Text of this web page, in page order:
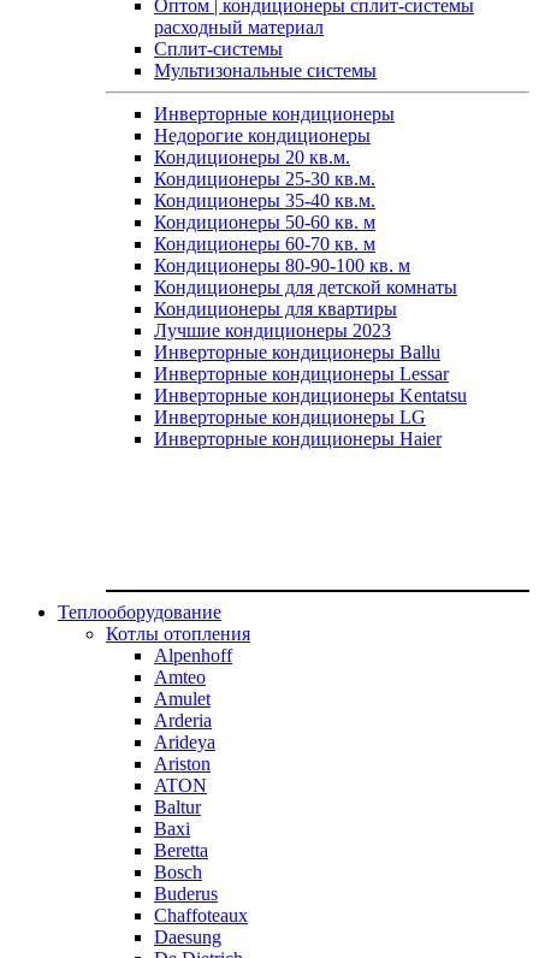
Оптом | кондиционеры сплит-системы
расходный материал
Сплит-системы
Мультизональные системы
Инверторные кондиционеры
Недорогие кондиционеры
Кондиционеры 20 кв.м.
Кондиционеры 25-30 кв.м.
Кондиционеры 35-40 кв.м.
Кондиционеры 50-60 кв. м
Кондиционеры 60-70 кв. м
Кондиционеры 80-90-100 кв. м
Кондиционеры для детской комнаты
Кондиционеры для квартиры
Лучшие кондиционеры 2023
Инверторные кондиционеры Ballu
Инверторные кондиционеры Lessar
Инверторные кондиционеры Kentatsu
Инверторные кондиционеры LG
Инверторные кондиционеры Haier
Теплооборудование
Котлы отопления
Alpenhoff
Amteo
Amulet
Arderia
Arideya
Ariston
ATON
Baltur
Baxi
Beretta
Bosch
Buderus
Chaffoteaux
Daesung